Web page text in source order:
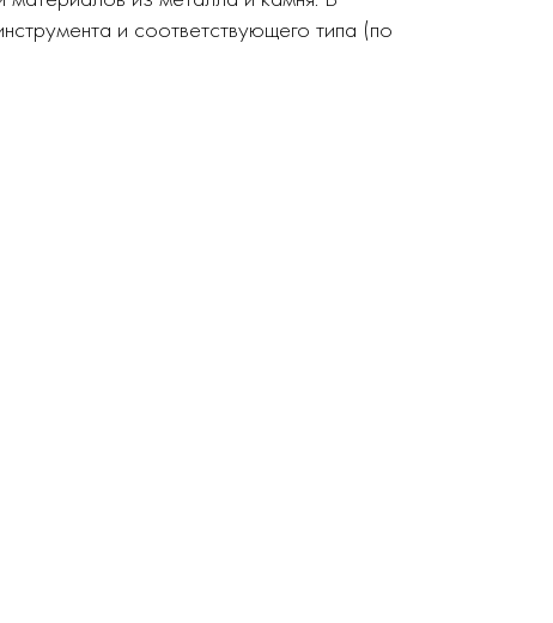
и соответствующего типа (по